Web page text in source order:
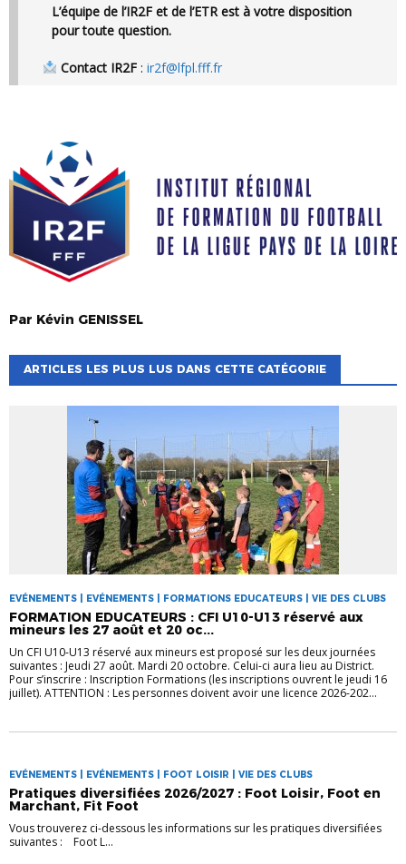
L’équipe de l’IR2F et de l’ETR est à votre disposition
pour toute question.
Contact IR2F: ir2f@lfpl.fff.fr
Par Kévin GENISSEL
ARTICLES LES PLUS LUS DANS CETTE CATÉGORIE
EVÉNEMENTS | EVÉNEMENTS | FORMATIONS EDUCATEURS | VIE DES CLUBS
FORMATION EDUCATEURS : CFI U10-U13 réservé aux
mineurs les 27 août et 20 oc...
Un CFI U10-U13 réservé aux mineurs est proposé sur les deux journées
suivantes : Jeudi 27 août. Mardi 20 octobre. Celui-ci aura lieu au District.
Pour s’inscrire : Inscription Formations (les inscriptions ouvrent le jeudi 16
juillet). ATTENTION : Les personnes doivent avoir une licence 2026-202...
EVÉNEMENTS | EVÉNEMENTS | FOOT LOISIR | VIE DES CLUBS
Pratiques diversifiées 2026/2027 : Foot Loisir, Foot en
Marchant, Fit Foot
Vous trouverez ci-dessous les informations sur les pratiques diversifiées
suivantes : Foot L...